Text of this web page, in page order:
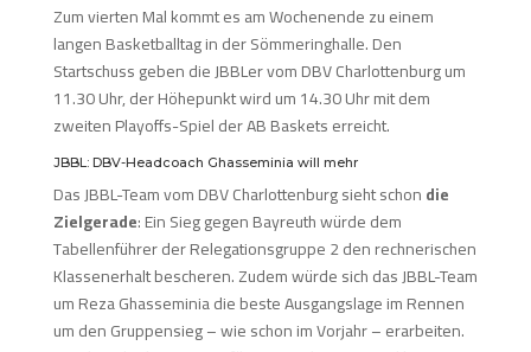
Zum vierten Mal kommt es am Wochenende zu einem
langen Basketballtag in der Sömmeringhalle. Den
Startschuss geben die JBBLer vom DBV Charlottenburg um
11.30 Uhr, der Höhepunkt wird um 14.30 Uhr mit dem
zweiten Playoffs-Spiel der AB Baskets erreicht.
JBBL: DBV-Headcoach Ghasseminia will mehr
Das JBBL-Team vom DBV Charlottenburg sieht schondie
Zielgerade: Ein Sieg gegen Bayreuth würde dem
Tabellenführer der Relegationsgruppe 2 den rechnerischen
Klassenerhalt bescheren. Zudem würde sich das JBBL-Team
um Reza Ghasseminia die beste Ausgangslage im Rennen
um den Gruppensieg – wie schon im Vorjahr – erarbeiten.